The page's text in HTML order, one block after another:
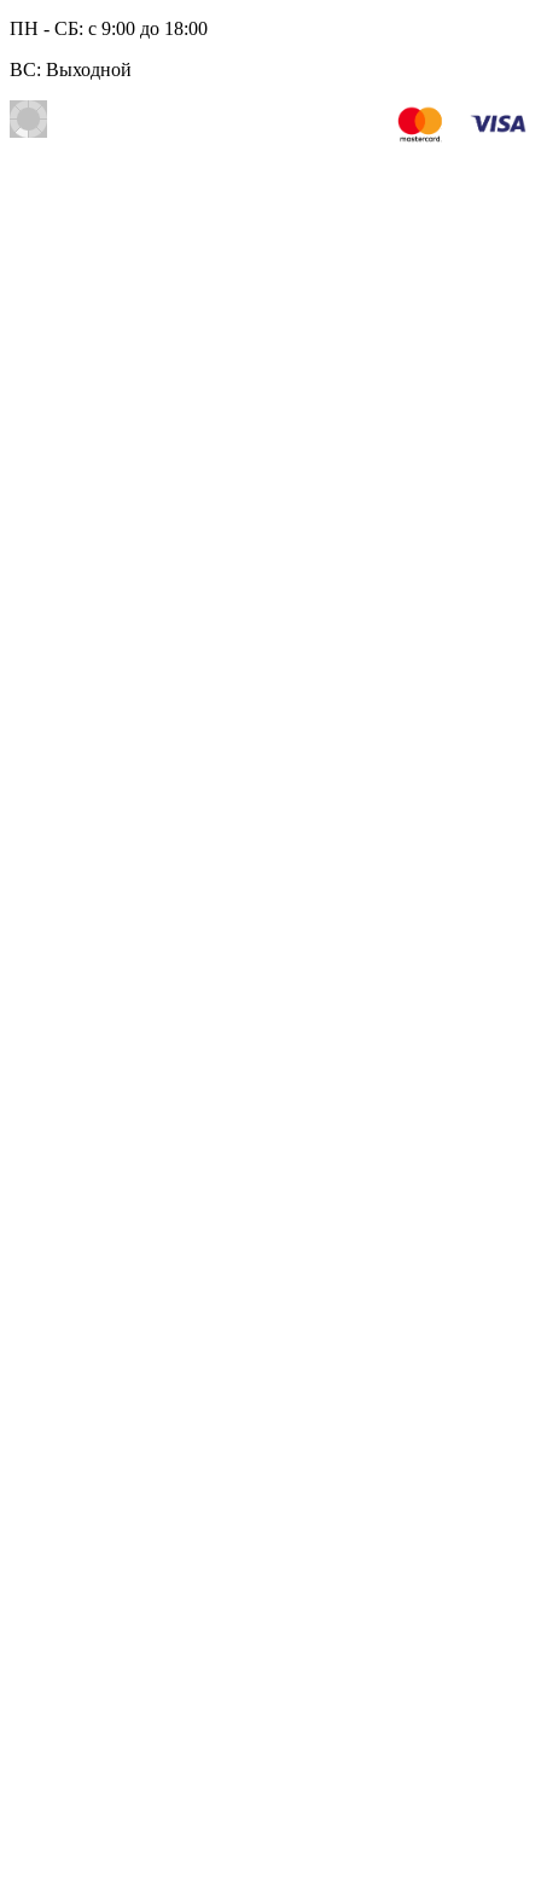
ПН - СБ: с 9:00 до 18:00
ВС: Выходной